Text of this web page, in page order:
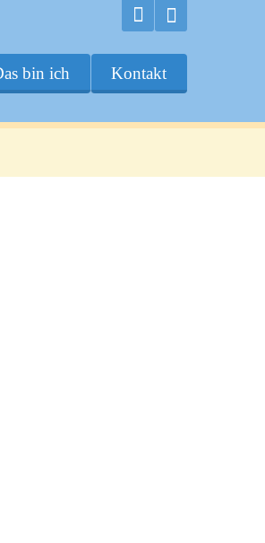
bin ich Kontakt